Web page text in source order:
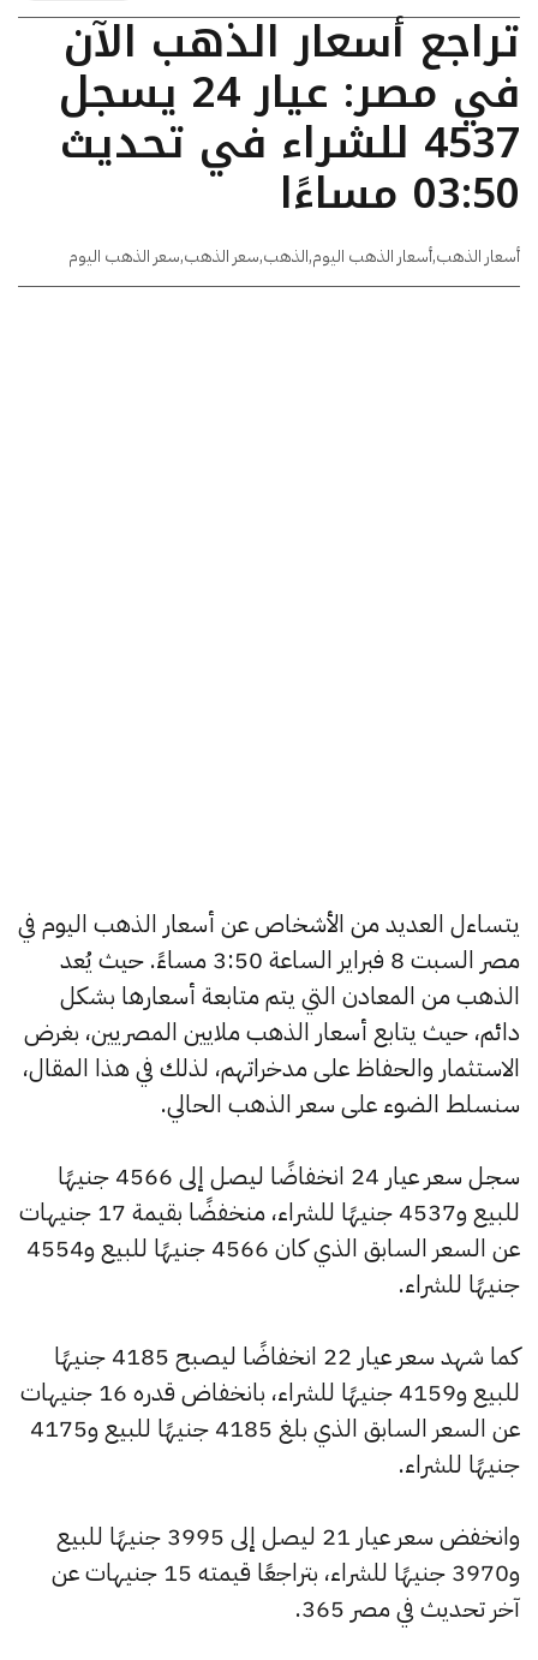
تراجع أسعار الذهب الآن
في مصر: عيار 24 يسجل
4537 للشراء في تحديث
03:50 مساءًا
أسعار الذهب,أسعار الذهب اليوم,الذهب,سعر الذهب,سعر الذهب اليوم
يتساءل العديد من الأشخاص عن أسعار الذهب اليوم في
مصر السبت 8 فبراير الساعة 3:50 مساءً. حيث يُعد
الذهب من المعادن التي يتم متابعة أسعارها بشكل
دائم، حيث يتابع أسعار الذهب ملايين المصريين، بغرض
الاستثمار والحفاظ على مدخراتهم، لذلك في هذا المقال،
سنسلط الضوء على سعر الذهب الحالي.
سجل سعر عيار 24 انخفاضًا ليصل إلى 4566 جنيهًا
للبيع و4537 جنيهًا للشراء، منخفضًا بقيمة 17 جنيهات
عن السعر السابق الذي كان 4566 جنيهًا للبيع و4554
جنيهًا للشراء.
كما شهد سعر عيار 22 انخفاضًا ليصبح 4185 جنيهًا
للبيع و4159 جنيهًا للشراء، بانخفاض قدره 16 جنيهات
عن السعر السابق الذي بلغ 4185 جنيهًا للبيع و4175
جنيهًا للشراء.
وانخفض سعر عيار 21 ليصل إلى 3995 جنيهًا للبيع
و3970 جنيهًا للشراء، بتراجعًا قيمته 15 جنيهات عن
آخر تحديث في مصر 365.